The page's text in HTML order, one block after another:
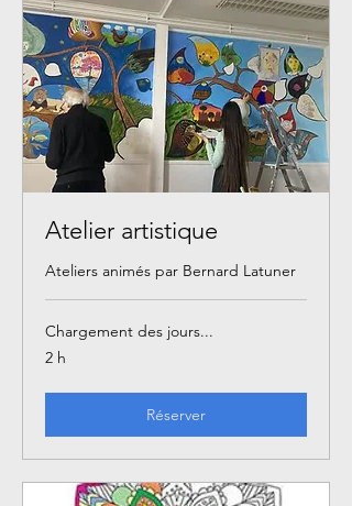
Atelier artistique
Ateliers animés par Bernard Latuner
Chargement des jours...
2 h
Réserver